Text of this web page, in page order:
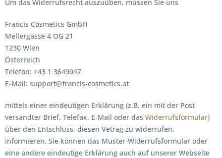
Um das Widerrufsrecht auszuüben, müssen Sie uns
Francis Cosmetics GmbH
Mellergasse 4 OG 21
1230 Wien
Österreich
Telefon: +43 1 3649047
E-Mail: support@francis-cosmetics.at
mittels einer eindeutigen Erklärung (z.B. ein mit der Post
versandter Brief, Telefax, E-Mail oder das Widerrufsformular)
über den Entschluss, diesen Vetrag zu widerrufen,
informieren. Sie können das Muster-Widerrufsformular oder
eine andere eindeutige Erklärung auch auf unserer Webseite